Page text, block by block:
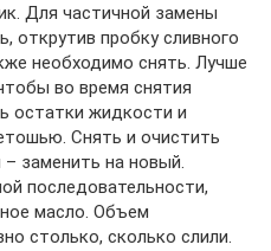
Для частичной замены
открутив пробку сливного
необходимо снять. Лучше
во время снятия
остатки жидкости и
Снять и очистить
заменить на новый.
последовательности,
масло. Объем
столько, сколько слили.